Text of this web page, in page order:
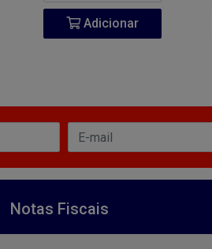
Adicionar
Notas Fiscais